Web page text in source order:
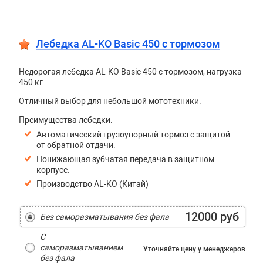
Лебедка AL-KO Basic 450 с тормозом
Недорогая лебедка AL-KO Basic 450 с тормозом, нагрузка
450 кг.
Отличный выбор для небольшой мототехники.
Преимущества лебедки:
Автоматический грузоупорный тормоз с защитой
от обратной отдачи.
Понижающая зубчатая передача в защитном
корпусе.
Производство AL-KO (Китай)
Без саморазматывания без фала 12000 руб
С
саморазматыванием
без фала
Уточняйте цену у менеджеров